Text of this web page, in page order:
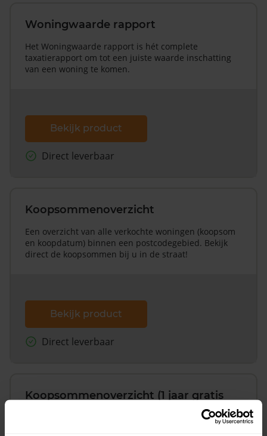
Woningwaarde rapport
Het Woningwaarde rapport is hét complete
taxatierapport om tot een juiste waarde inschatting
van een woning te komen.
Bekijk product
Direct leverbaar
Koopsommenoverzicht
Een overzicht van alle verkochte woningen (koopsom
en koopdatum) binnen een postcodegebied. Bekijk
direct de koopsommen bij u in de straat!
Bekijk product
Direct leverbaar
Koopsommenoverzicht (1 jaar gratis